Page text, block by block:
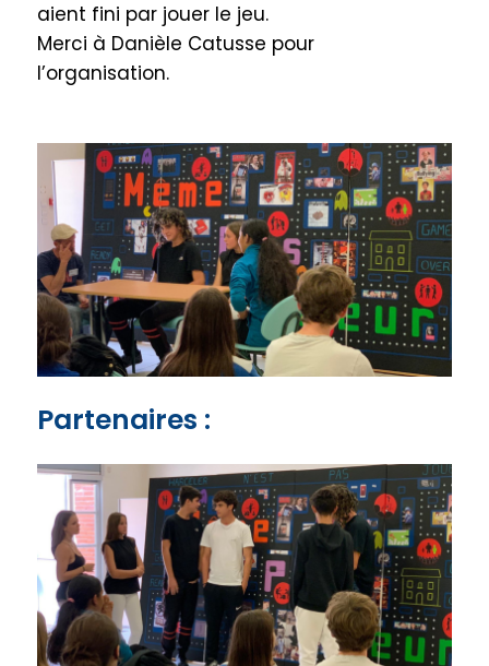
aient fini par jouer le jeu.
Merci à Danièle Catusse pour
l’organisation.
Partenaires :